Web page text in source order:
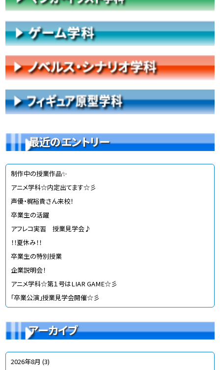
最近のエントリー
制作中の授業作品✨
アニメ学科☆内定出てます☆彡
声優・梶裕貴さん来校！
卒業生の活躍
アフレコ実習 授業見学会♪
！！夏休み！！
卒業生の特別授業
企業説明会！
アニメ学科☆第１号はLIAR GAME☆彡
「卒業公演」授業見学会開催☆彡
アーカイブ
2026年8月 (3)